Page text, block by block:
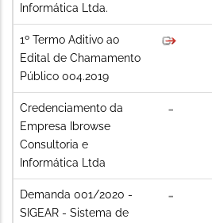
Informática Ltda.
1º Termo Aditivo ao
Edital de Chamamento
Público 004.2019
Credenciamento da
Empresa Ibrowse
Consultoria e
Informática Ltda
Demanda 001/2020 -
SIGEAR - Sistema de